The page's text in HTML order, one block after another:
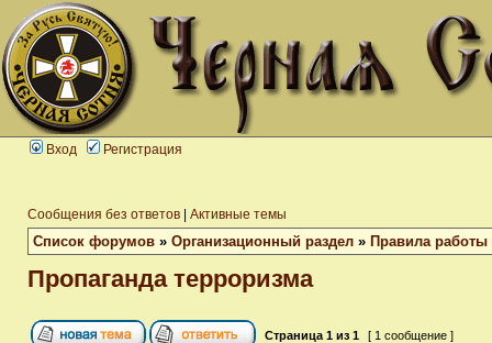
Вход Регистрация
Сообщения без ответов Активные темы
Список форумов » Организационный раздел » Правила
Пропаганда терроризма
Страница 1 из 1 [ 1 сообщение ]